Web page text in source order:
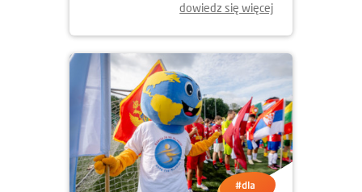
dowiedz się więcej